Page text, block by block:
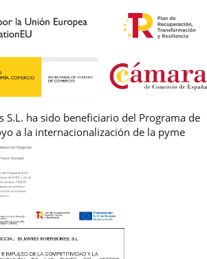
Y COOKIES
S.L. ha sido beneficiario del Programa de
a la internacionalización de la pyme